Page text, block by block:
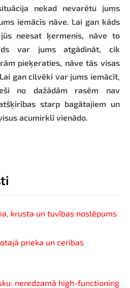
krusta un tuvības noslēpums
prieka un cerības
neredzamā high-functioning
nekad nevarētu jums
iemācīs nāve. Lai gan kāds
neesat ķermenis, nāve to
var jums atgādināt, cik
pieķeraties, nāve tās visas
gan cilvēki var jums iemācīt,
no dažādām rasēm nav
starp bagātajiem un
acumirklī vienādo.